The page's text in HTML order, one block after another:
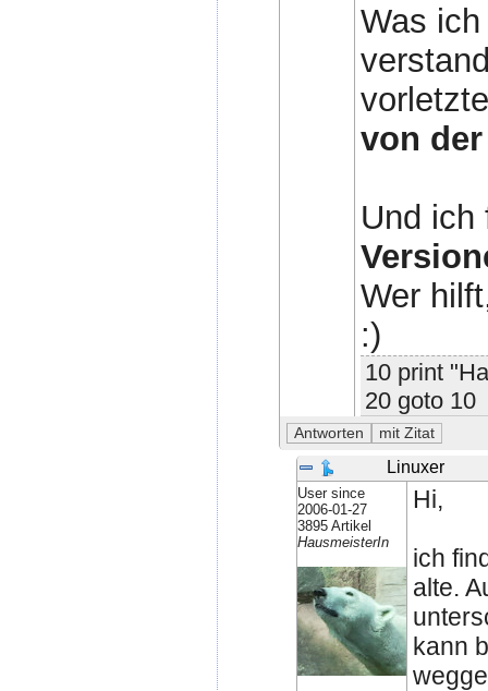
Was
von
Und
Wer
:)
10 print
20 goto 10
Linuxer
User since
2006-01-27
3895 Artikel
HausmeisterIn
Hi,
ich
alte.
kann